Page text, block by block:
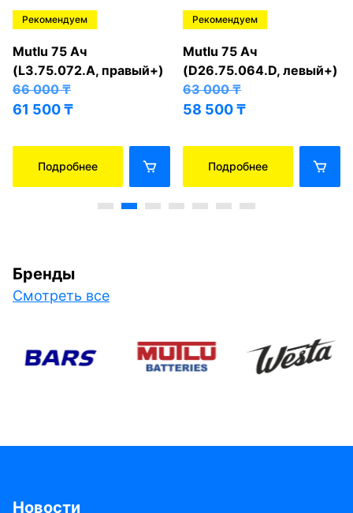
Рекомендуем
Mutlu 75 Ач
(L3.75.072.A, правый+)
66 000₸
61 500₸
Подробнее
Рекомендуем
Mutlu 75 Ач
(D26.75.064.D, левый+)
63 000₸
58 500₸
Подробнее
Бренды
Смотреть все
Новости